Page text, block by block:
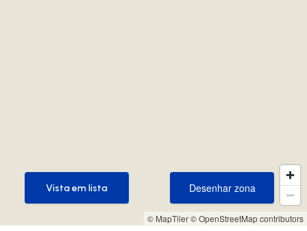
© MapTiler© OpenStreetMap contributors
Desenhar zona
Desenhar zona
Vista em lista
Vista em lista